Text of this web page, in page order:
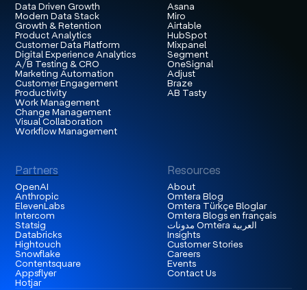
Data Driven Growth
Modern Data Stack
Growth & Retention
Product Analytics
Customer Data Platform
Digital Experience Analytics
A/B Testing & CRO
Marketing Automation
Customer Engagement
Productivity
Work Management
Change Management
Visual Collaboration
Workflow Management
Asana
Miro
Airtable
HubSpot
Mixpanel
Segment
OneSignal
Adjust
Braze
AB Tasty
Partners
OpenAI
Anthropic
ElevenLabs
Intercom
Statsig
Databricks
Hightouch
Snowflake
Contentsquare
Appsflyer
Hotjar
Resources
About
Omtera Blog
Omtera Türkçe Bloglar
Omtera Blogs en français
مدونات Omtera العربية
Insights
Customer Stories
Careers
Events
Contact Us